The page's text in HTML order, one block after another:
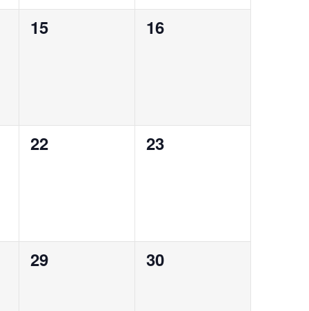
0
15
0
16
0
22
0
23
0
29
0
30